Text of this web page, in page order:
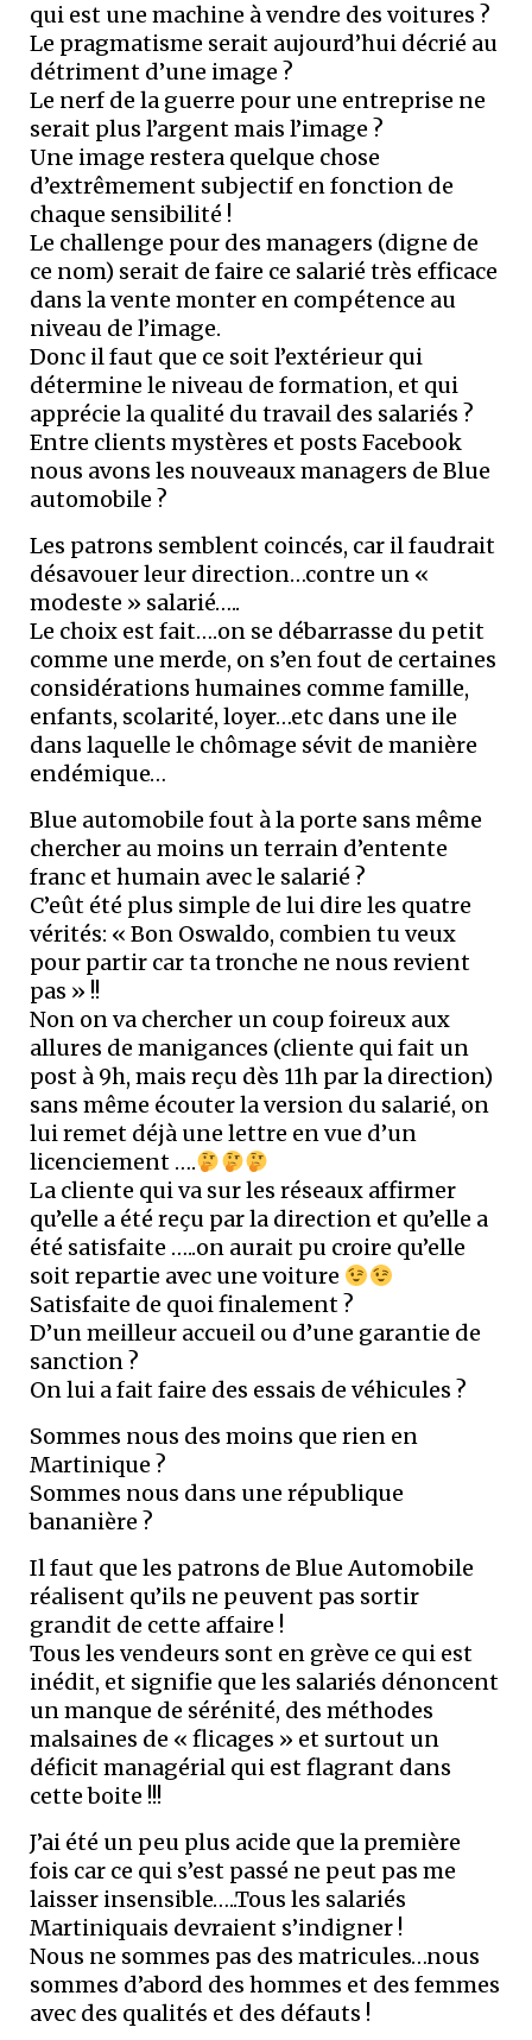
qui est une machine à vendre des voitures ?
Le pragmatisme serait aujourd’hui décrié au
détriment d’une image ?
Le nerf de la guerre pour une entreprise ne
serait plus l’argent mais l’image ?
Une image restera quelque chose
d’extrêmement subjectif en fonction de
chaque sensibilité !
Le challenge pour des managers (digne de
ce nom) serait de faire ce salarié très efficace
dans la vente monter en compétence au
niveau de l’image.
Donc il faut que ce soit l’extérieur qui
détermine le niveau de formation, et qui
apprécie la qualité du travail des salariés ?
Entre clients mystères et posts Facebook
nous avons les nouveaux managers de Blue
automobile ?
Les patrons semblent coincés, car il faudrait
désavouer leur direction…contre un «
modeste » salarié…..
Le choix est fait….on se débarrasse du petit
comme une merde, on s’en fout de certaines
considérations humaines comme famille,
enfants, scolarité, loyer…etc dans une ile
dans laquelle le chômage sévit de manière
endémique…
Blue automobile fout à la porte sans même
chercher au moins un terrain d’entente
franc et humain avec le salarié ?
C’eût été plus simple de lui dire les quatre
vérités: « Bon Oswaldo, combien tu veux
pour partir car ta tronche ne nous revient
pas » !!
Non on va chercher un coup foireux aux
allures de manigances (cliente qui fait un
post à 9h, mais reçu dès 11h par la direction)
sans même écouter la version du salarié, on
lui remet déjà une lettre en vue d’un
licenciement ….
La cliente qui va sur les réseaux affirmer
qu’elle a été reçu par la direction et qu’elle a
été satisfaite …..on aurait pu croire qu’elle
soit repartie avec une voiture
Satisfaite de quoi finalement ?
D’un meilleur accueil ou d’une garantie de
sanction ?
On lui a fait faire des essais de véhicules ?
Sommes nous des moins que rien en
Martinique ?
Sommes nous dans une république
bananière ?
Il faut que les patrons de Blue Automobile
réalisent qu’ils ne peuvent pas sortir
grandit de cette affaire !
Tous les vendeurs sont en grève ce qui est
inédit, et signifie que les salariés dénoncent
un manque de sérénité, des méthodes
malsaines de « flicages » et surtout un
déficit managérial qui est flagrant dans
cette boite !!!
J’ai été un peu plus acide que la première
fois car ce qui s’est passé ne peut pas me
laisser insensible…..Tous les salariés
Martiniquais devraient s’indigner !
Nous ne sommes pas des matricules…nous
sommes d’abord des hommes et des femmes
avec des qualités et des défauts !